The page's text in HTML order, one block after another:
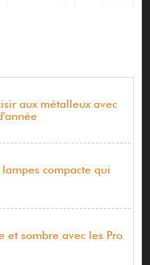
aux métalleux avec
compacte qui
et sombre avec les Pro